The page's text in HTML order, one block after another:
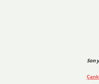
Son